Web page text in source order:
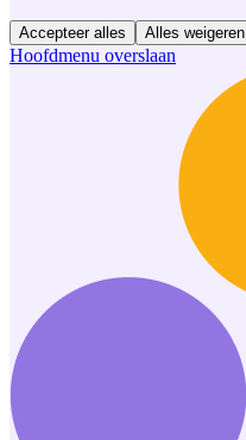
Accepteer alles Alles weigeren
Hoofdmenu overslaan